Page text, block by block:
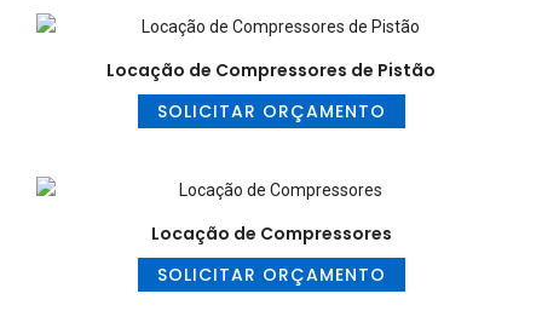
Locação de Compressores de Pistão
SOLICITAR ORÇAMENTO
Locação de Compressores
SOLICITAR ORÇAMENTO